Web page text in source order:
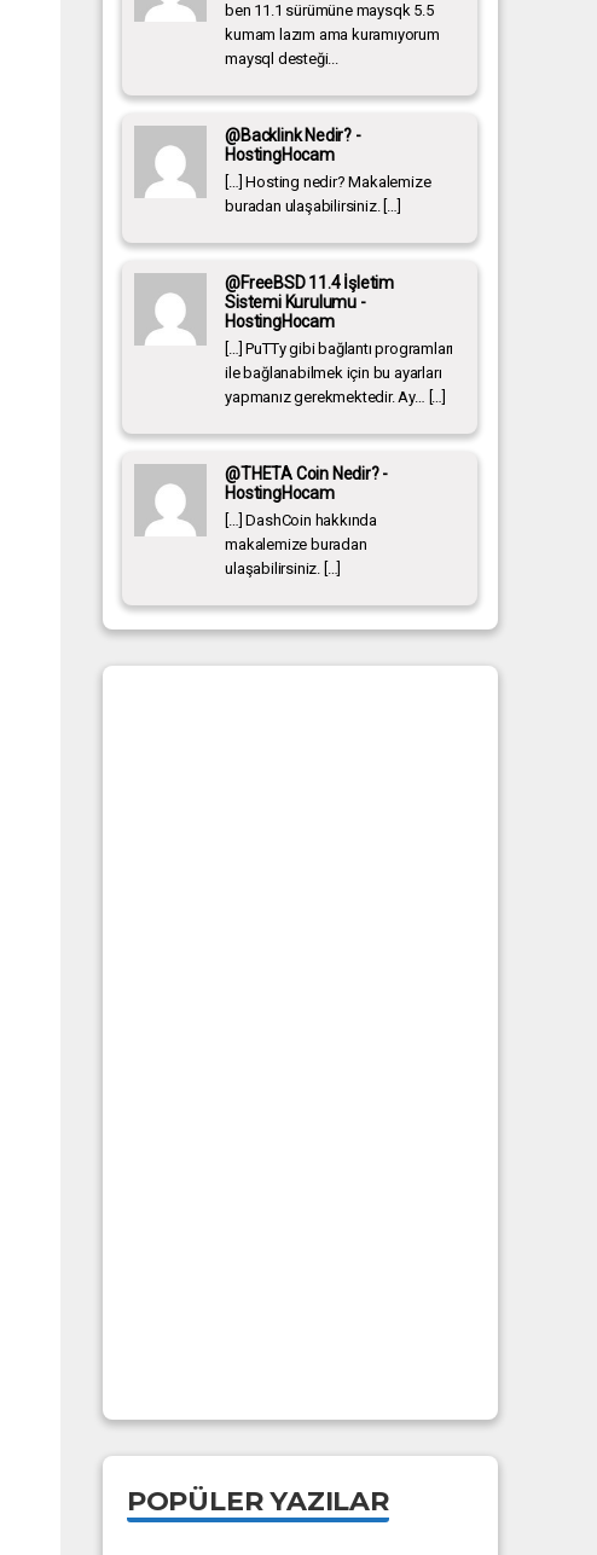
ben 11.1 sürümüne maysqk 5.5
kumam lazım ama kuramıyorum
maysql desteği...
@Backlink Nedir? -
HostingHocam
[…] Hosting nedir? Makalemize
buradan ulaşabilirsiniz. […]
@FreeBSD 11.4 İşletim
Sistemi Kurulumu -
HostingHocam
[…] PuTTy gibi bağlantı programları
ile bağlanabilmek için bu ayarları
yapmanız gerekmektedir. Ay… […]
@THETA Coin Nedir? -
HostingHocam
[…] DashCoin hakkında
makalemize buradan
ulaşabilirsiniz. […]
POPÜLER YAZILAR